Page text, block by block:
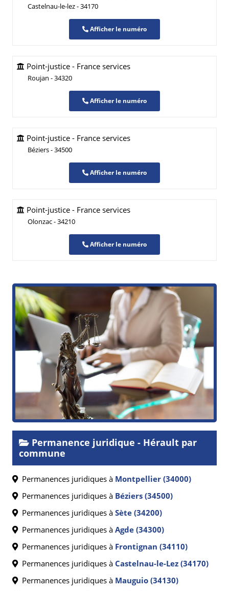
Castelnau-le-lez - 34170
Afficher le numéro
Point-justice - France services
Roujan - 34320
Afficher le numéro
Point-justice - France services
Béziers - 34500
Afficher le numéro
Point-justice - France services
Olonzac - 34210
Afficher le numéro
Permanence juridique - Hérault par
commune
Permanences juridiques à Montpellier (34000)
Permanences juridiques à Béziers (34500)
Permanences juridiques à Sète (34200)
Permanences juridiques à Agde (34300)
Permanences juridiques à Frontignan (34110)
Permanences juridiques à Castelnau-le-Lez (34170)
Permanences juridiques à Mauguio (34130)